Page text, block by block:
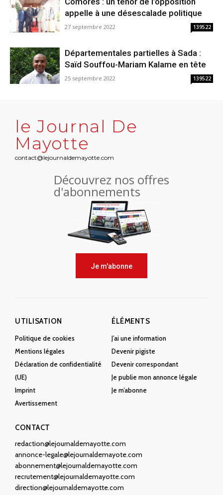
appelle à une désescalade politique
27 septembre 2022 139522
Départementales partielles à Sada :
Saïd Souffou-Mariam Kalame en tête
25 septembre 2022 139522
le Journal De
Mayotte
contact@lejournaldemayotte.com
Découvrez nos offres
d'abonnements
Je m'abonne
UTILISATION
Politique de cookies
Mentions légales
Déclaration de confidentialité
(UE)
Imprint
Avertissement
ÉLÉMENTS
J’ai une information
Devenir pigiste
Devenir correspondant
Je publie mon annonce légale
Je m’abonne
CONTACT
redaction@lejournaldemayotte.com
annonce-legale@lejournaldemayote.com
abonnement@lejournaldemayotte.com
recrutement@lejournaldemayotte.com
direction@lejournaldemayotte.com